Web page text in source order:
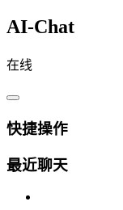
AI-Chat
在线
快捷操作
最近聊天